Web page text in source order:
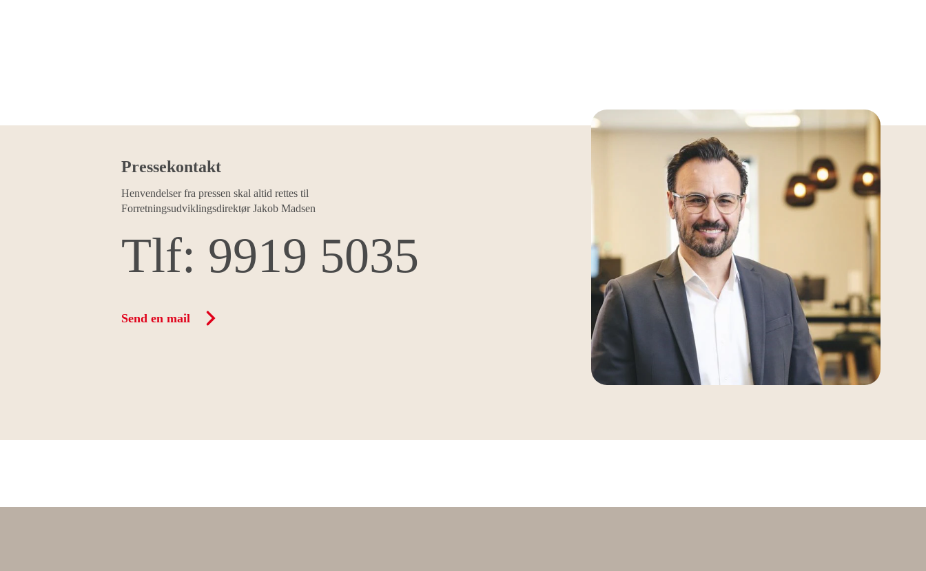
Pressekontakt
Henvendelser fra pressen skal altid rettes til
Forretningsudviklingsdirektør Jakob Madsen
Tlf: 9919 5035
Send en mail